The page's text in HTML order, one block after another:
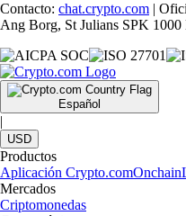
Contacto: chat.crypto.com |
Ang Borg, St Julians SPK 1000
Español
|
USD
Productos
Aplicación Crypto.comOnchain
Mercados
Criptomonedas